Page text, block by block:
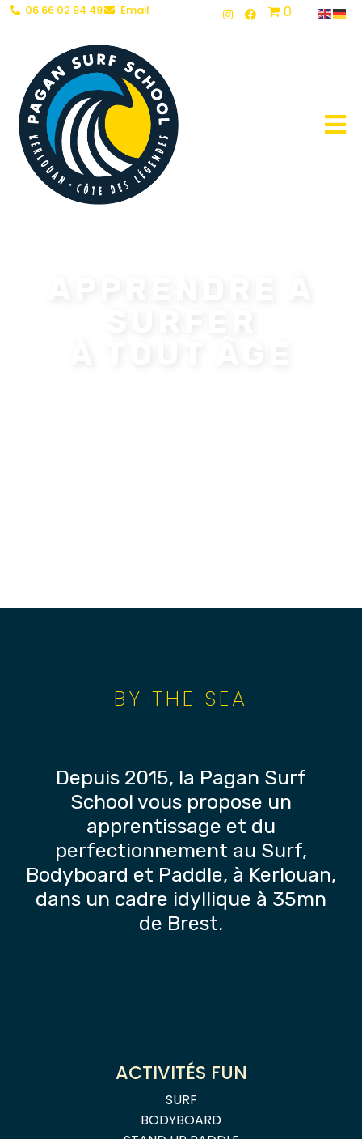
06 66 02 84 49 Email 0
BIENVENUE À LA
BY THE SEA
Depuis 2015, la Pagan Surf
School vous propose un
apprentissage et du
perfectionnement au Surf,
Bodyboard et Paddle, à Kerlouan,
dans un cadre idyllique à 35mn
de Brest.
ACTIVITÉS FUN
SURF
BODYBOARD